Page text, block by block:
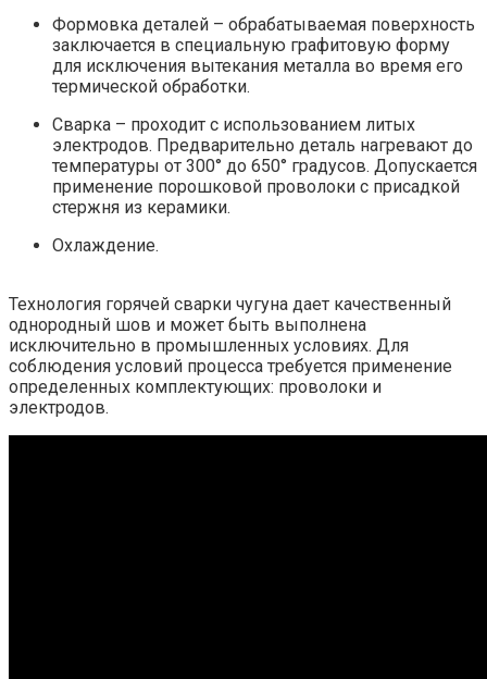
Формовка деталей – обрабатываемая поверхность
заключается в специальную графитовую форму
для исключения вытекания металла во время его
термической обработки.
Сварка – проходит с использованием литых
электродов. Предварительно деталь нагревают до
температуры от 300° до 650° градусов. Допускается
применение порошковой проволоки с присадкой
стержня из керамики.
Охлаждение.
Технология горячей сварки чугуна дает качественный
однородный шов и может быть выполнена
исключительно в промышленных условиях. Для
соблюдения условий процесса требуется применение
определенных комплектующих: проволоки и
электродов.